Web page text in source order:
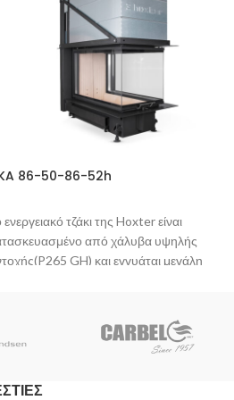
86-50-86-52h
ενεργειακό τζάκι της Hoxter είναι
από χάλυβα υψηλής
GH) και εγγυάται μεγάλη
δεν προκαλεί οσμή στο πρώτο άναμμα.
πόρτα σφραγίζει πλήρως, με αποτέλεσμα η
να ανταποκρίνεται άμεσα σε κάθε